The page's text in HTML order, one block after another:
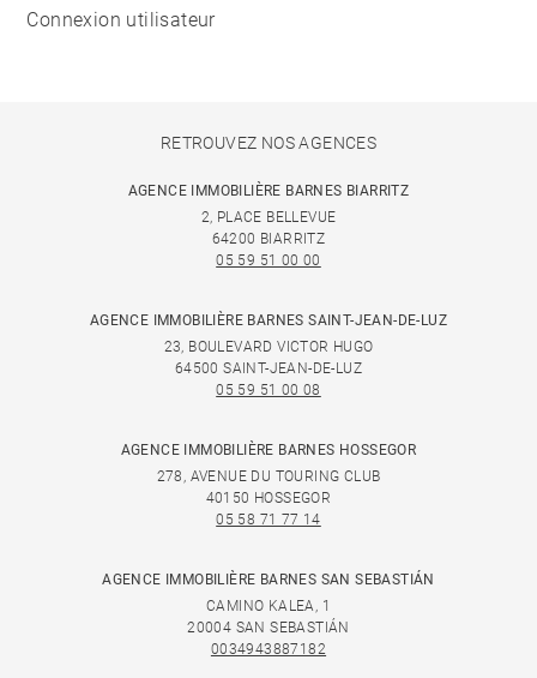
Connexion utilisateur
RETROUVEZ NOS AGENCES
AGENCE IMMOBILIÈRE BARNES BIARRITZ
2, PLACE BELLEVUE
64200 BIARRITZ
05 59 51 00 00
AGENCE IMMOBILIÈRE BARNES SAINT-JEAN-DE-LUZ
23, BOULEVARD VICTOR HUGO
64500 SAINT-JEAN-DE-LUZ
05 59 51 00 08
AGENCE IMMOBILIÈRE BARNES HOSSEGOR
278, AVENUE DU TOURING CLUB
40150 HOSSEGOR
05 58 71 77 14
AGENCE IMMOBILIÈRE BARNES SAN SEBASTIÁN
CAMINO KALEA, 1
20004 SAN SEBASTIÁN
0034943887182